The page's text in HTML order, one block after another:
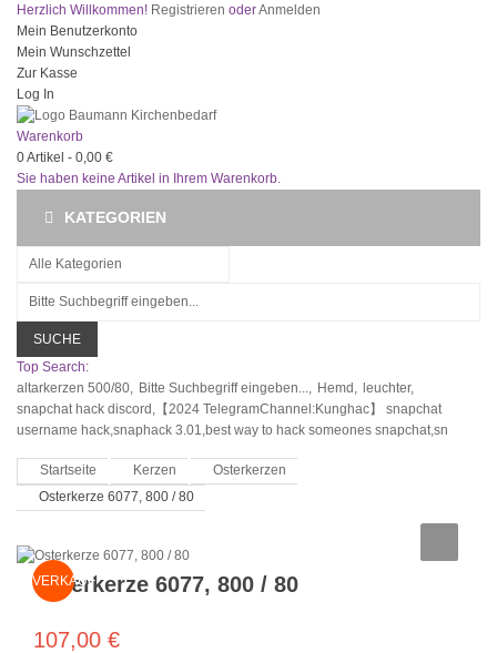
Herzlich Willkommen! Registrieren oderAnmelden
Mein Benutzerkonto
Mein Wunschzettel
Zur Kasse
Log In
Warenkorb
0Artikel - 0,00 €
Sie haben keine Artikel in Ihrem Warenkorb.
KATEGORIEN
SUCHE
Top Search:
altarkerzen 500/80, Bitte Suchbegriff eingeben..., Hemd, leuchter,
snapchat hack discord,【2024 TelegramChannel:Kunghac】 snapchat
username hack,snaphack 3.01,best way to hack someones snapchat,sn
Startseite Kerzen
Osterkerzen
Osterkerze 6077, 800 / 80
VERKAUF
Osterkerze 6077, 800 / 80
107,00 €